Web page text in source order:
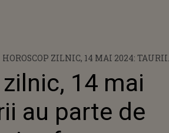
HOROSCOP ZILNIC, 14 MAI 2024: TAURII
FRUMOASE. LEII ACORDĂ O NOUĂ ȘANSĂ
IUBIRII
14 mai
au parte de